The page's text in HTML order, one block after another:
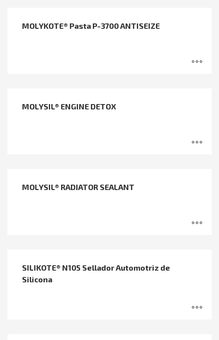
MOLYKOTE® Pasta P-3700 ANTISEIZE
MOLYSIL® ENGINE DETOX
MOLYSIL® RADIATOR SEALANT
SILIKOTE® N105 Sellador Automotriz de
Silicona